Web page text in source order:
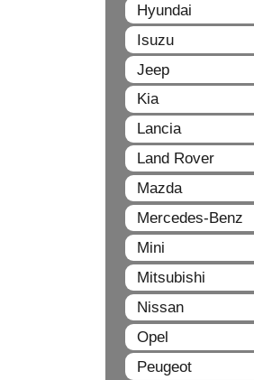
Hyundai
Isuzu
Jeep
Kia
Lancia
Land Rover
Mazda
Mercedes-Benz
Mini
Mitsubishi
Nissan
Opel
Peugeot